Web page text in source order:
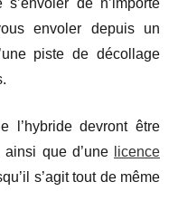
de n’importe
envoler depuis un
piste de décollage
l’hybride devront être
ainsi que d’une
licence
s’agit tout de même